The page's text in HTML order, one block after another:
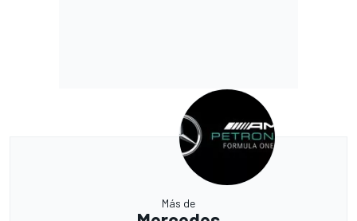
Más de